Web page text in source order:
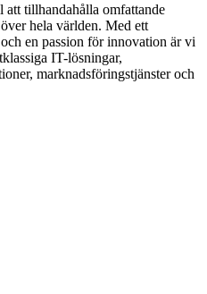
tillhandahålla omfattande
hela världen. Med ett
en passion för innovation är vi
IT-lösningar,
marknadsföringstjänster och